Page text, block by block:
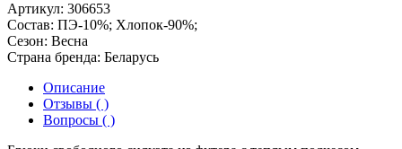
Артикул: 306653
Состав: ПЭ-10%; Хлопок-90%;
Сезон: Весна
Страна бренда: Беларусь
Описание
Отзывы ( )
Вопросы ( )